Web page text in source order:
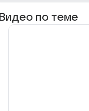
Видео по теме